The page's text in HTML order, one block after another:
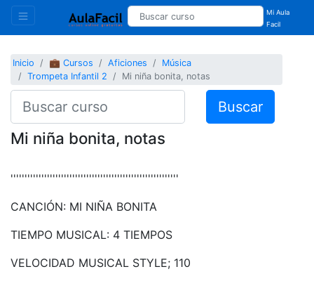
Mi Aula
Facil
Inicio 💼 Cursos Aficiones
Música
Trompeta Infantil 2
Mi niña bonita, notas
Buscar
Mi niña bonita, notas
''''''''''''''''''''''''''''''''''''''''''''''''''''''''''''
CANCIÓN: MI NIÑA BONITA
TIEMPO MUSICAL: 4 TIEMPOS
VELOCIDAD MUSICAL STYLE; 110